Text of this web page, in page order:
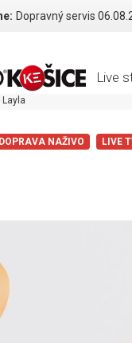
Dopravný servis
Live
DOPRAVA NAŽIVO LIVE